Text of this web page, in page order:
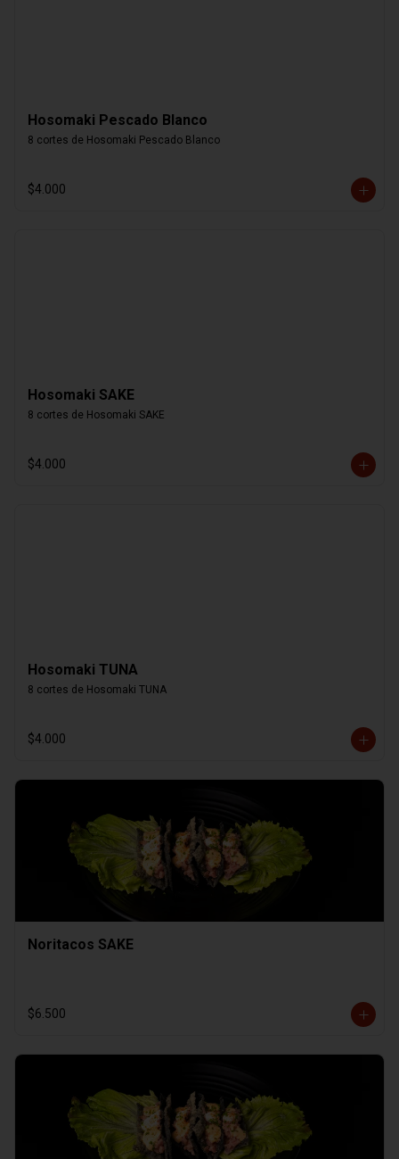
Hosomaki Pescado Blanco
8 cortes de Hosomaki Pescado Blanco
$4.000
Hosomaki SAKE
8 cortes de Hosomaki SAKE
$4.000
Hosomaki TUNA
8 cortes de Hosomaki TUNA
$4.000
Noritacos SAKE
$6.500